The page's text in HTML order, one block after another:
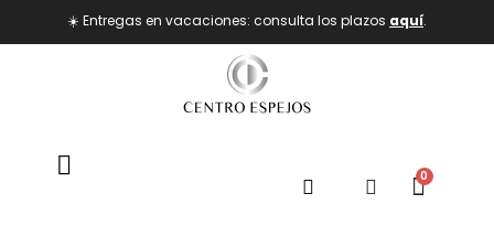
☀️ Entregas en vacaciones: consulta los plazos aquí.